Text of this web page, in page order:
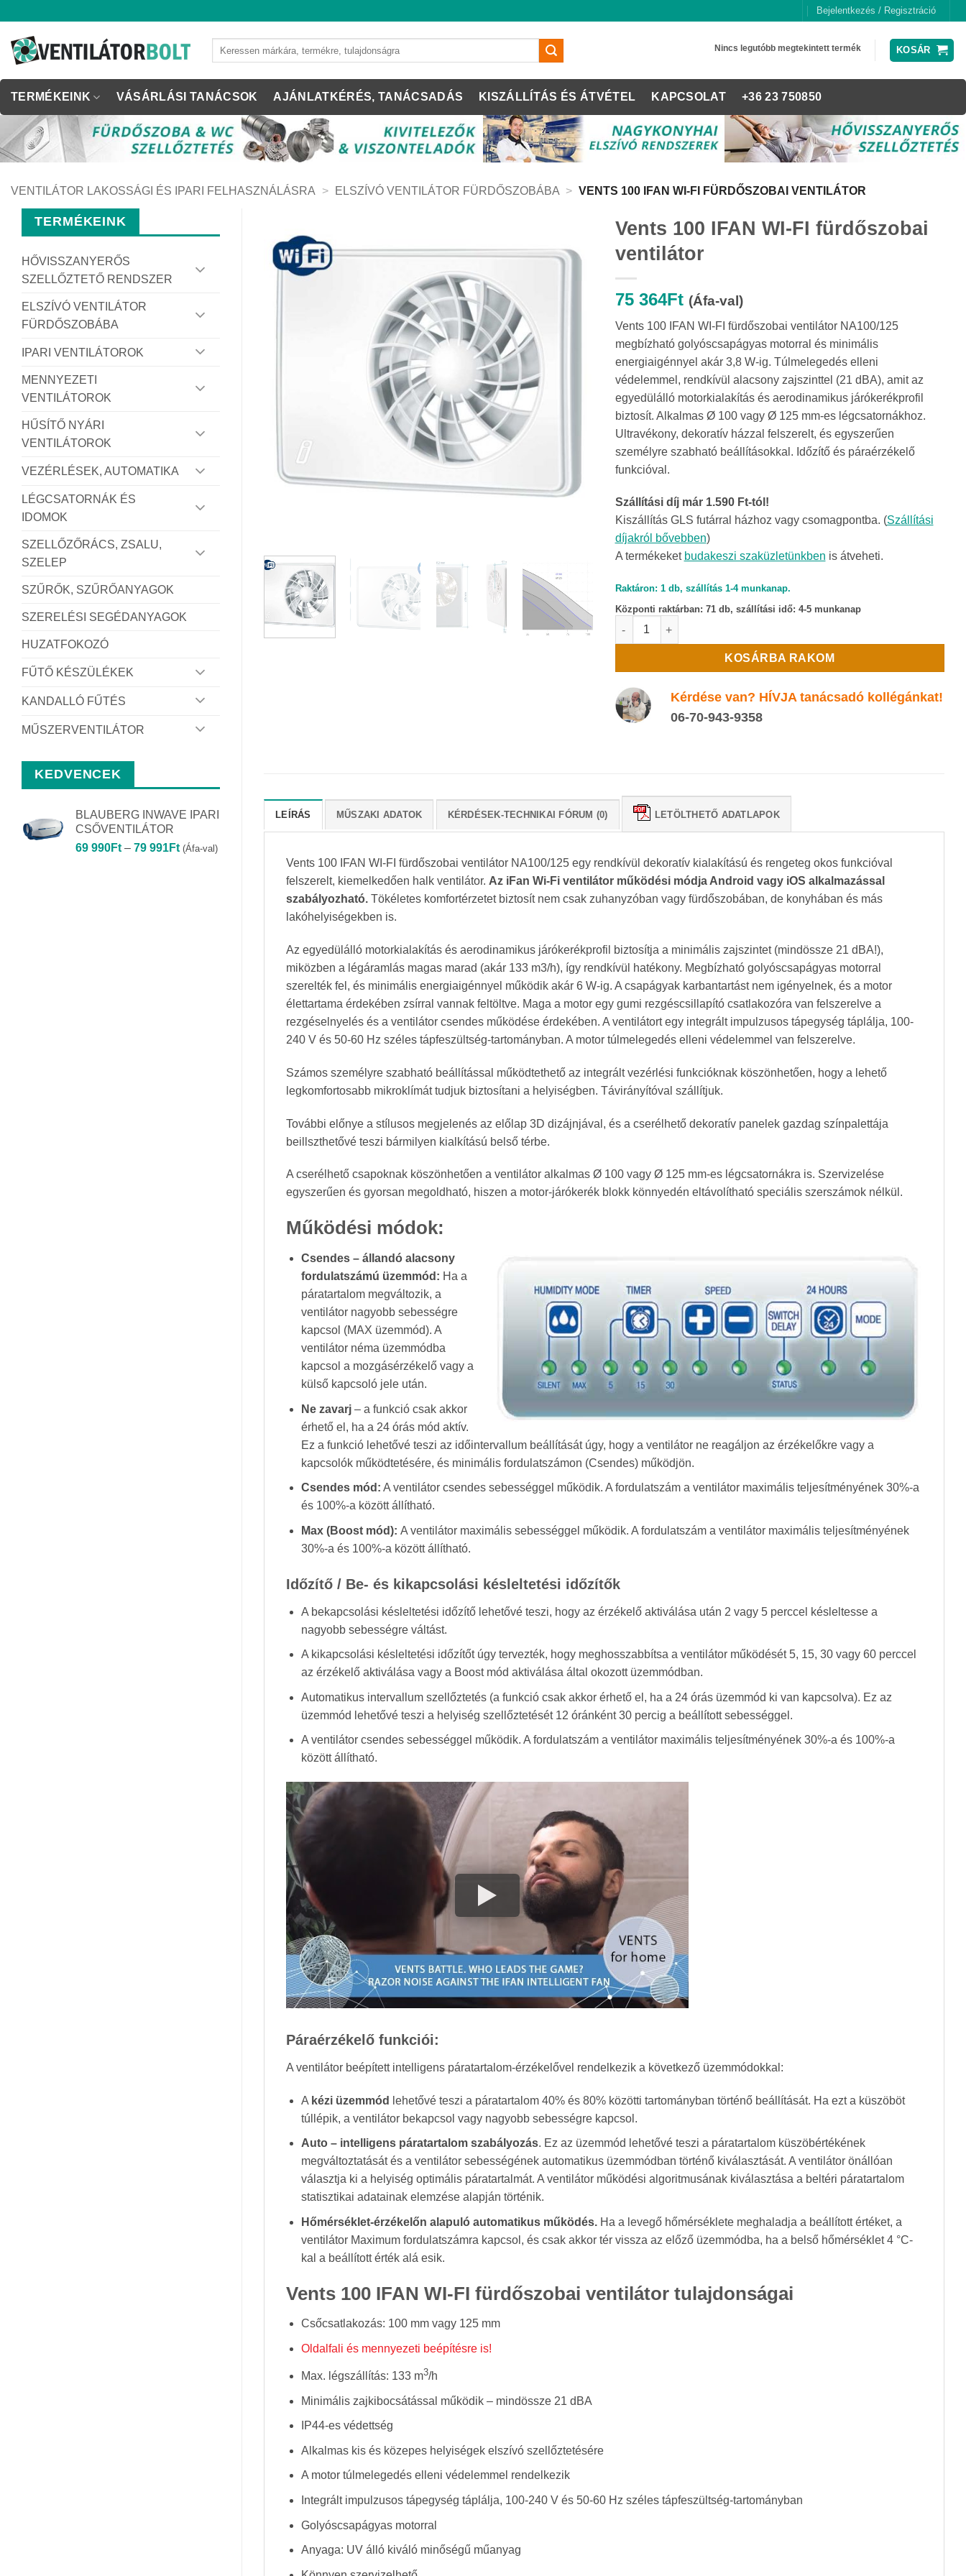
content
Bejelentkezés / Regisztráció
Nincs legutóbb megtekintett termék KOSÁR
TERMÉKEINK VÁSÁRLÁSI TANÁCSOK AJÁNLATKÉRÉS, TANÁCSADÁS KISZÁLLÍTÁS ÉS ÁTVÉTEL KAPCSOLAT +36 23 750850
VENTILÁTOR LAKOSSÁGI ÉS IPARI FELHASZNÁLÁSRA > ELSZÍVÓ VENTILÁTOR FÜRDŐSZOBÁBA > VENTS 100 IFAN WI-FI FÜRDŐSZOBAI VENTILÁTOR
TERMÉKEINK
HŐVISSZANYERŐS
SZELLŐZTETŐ RENDSZER
ELSZÍVÓ VENTILÁTOR
FÜRDŐSZOBÁBA
IPARI VENTILÁTOROK
MENNYEZETI
VENTILÁTOROK
HŰSÍTŐ NYÁRI
VENTILÁTOROK
VEZÉRLÉSEK, AUTOMATIKA
LÉGCSATORNÁK ÉS
IDOMOK
SZELLŐZŐRÁCS, ZSALU,
SZELEP
SZŰRŐK, SZŰRŐANYAGOK
SZERELÉSI SEGÉDANYAGOK
HUZATFOKOZÓ
FŰTŐ KÉSZÜLÉKEK
KANDALLÓ FŰTÉS
MŰSZERVENTILÁTOR
KEDVENCEK
BLAUBERG INWAVE IPARI
CSŐVENTILÁTOR
69 990Ft – 79 991FtÁrtartomány:
(Áfa-val)
Vents 100 IFAN WI-FI fürdőszobai
ventilátor
75 364Ft (Áfa-val)
Vents 100 IFAN WI-FI fürdőszobai ventilátor NA100/125
megbízható golyóscsapágyas motorral és minimális
energiaigénnyel akár 3,8 W-ig. Túlmelegedés elleni
védelemmel, rendkívül alacsony zajszinttel (21 dBA), amit az
egyedülálló motorkialakítás és aerodinamikus járókerékprofil
biztosít. Alkalmas Ø 100 vagy Ø 125 mm-es légcsatornákhoz.
Ultravékony, dekoratív házzal felszerelt, és egyszerűen
személyre szabható beállításokkal. Időzítő és páraérzékelő
funkcióval.
Szállítási díj már 1.590 Ft-tól!
Kiszállítás GLS futárral házhoz vagy csomagpontba. (Szállítási
díjakról bővebben)
A termékeket budakeszi szaküzletünkben is átveheti.
Raktáron: 1 db, szállítás 1-4 munkanap.
Központi raktárban: 71 db, szállítási idő: 4-5 munkanap
Vents 100 IFAN WI-FI fürdőszobai ventilátor mennyiség
KOSÁRBA RAKOM
Kérdése van? HÍVJA tanácsadó kollégánkat!
06-70-943-9358
LEÍRÁS MŰSZAKI ADATOK KÉRDÉSEK-TECHNIKAI FÓRUM (0) LETÖLTHETŐ ADATLAPOK
Vents 100 IFAN WI-FI fürdőszobai ventilátor NA100/125 egy rendkívül dekoratív kialakítású és rengeteg okos funkcióval
felszerelt, kiemelkedően halk ventilátor. Az iFan Wi-Fi ventilátor működési módja Android vagy iOS alkalmazással
szabályozható. Tökéletes komfortérzetet biztosít nem csak zuhanyzóban vagy fürdőszobában, de konyhában és más
lakóhelyiségekben is.
Az egyedülálló motorkialakítás és aerodinamikus járókerékprofil biztosítja a minimális zajszintet (mindössze 21 dBA!),
miközben a légáramlás magas marad (akár 133 m3/h), így rendkívül hatékony. Megbízható golyóscsapágyas motorral
szerelték fel, és minimális energiaigénnyel működik akár 6 W-ig. A csapágyak karbantartást nem igényelnek, és a motor
élettartama érdekében zsírral vannak feltöltve. Maga a motor egy gumi rezgéscsillapító csatlakozóra van felszerelve a
rezgéselnyelés és a ventilátor csendes működése érdekében. A ventilátort egy integrált impulzusos tápegység táplálja, 100-
240 V és 50-60 Hz széles tápfeszültség-tartományban. A motor túlmelegedés elleni védelemmel van felszerelve.
Számos személyre szabható beállítással működtethető az integrált vezérlési funkcióknak köszönhetően, hogy a lehető
legkomfortosabb mikroklímát tudjuk biztosítani a helyiségben. Távirányítóval szállítjuk.
További előnye a stílusos megjelenés az előlap 3D dizájnjával, és a cserélhető dekoratív panelek gazdag színpalettája
beillszthetővé teszi bármilyen kialkítású belső térbe.
A cserélhető csapoknak köszönhetően a ventilátor alkalmas Ø 100 vagy Ø 125 mm-es légcsatornákra is. Szervizelése
egyszerűen és gyorsan megoldható, hiszen a motor-járókerék blokk könnyedén eltávolítható speciális szerszámok nélkül.
Működési módok:
Csendes – állandó alacsony
fordulatszámú üzemmód: Ha a
páratartalom megváltozik, a
ventilátor nagyobb sebességre
kapcsol (MAX üzemmód). A
ventilátor néma üzemmódba
kapcsol a mozgásérzékelő vagy a
külső kapcsoló jele után.
Ne zavarj– a funkció csak akkor
érhető el, ha a 24 órás mód aktív.
Ez a funkció lehetővé teszi az időintervallum beállítását úgy, hogy a ventilátor ne reagáljon az érzékelőkre vagy a
kapcsolók működtetésére, és minimális fordulatszámon (Csendes) működjön.
Csendes mód: A ventilátor csendes sebességgel működik. A fordulatszám a ventilátor maximális teljesítményének 30%-a
és 100%-a között állítható.
Max (Boost mód): A ventilátor maximális sebességgel működik. A fordulatszám a ventilátor maximális teljesítményének
30%-a és 100%-a között állítható.
Időzítő / Be- és kikapcsolási késleltetési időzítők
A bekapcsolási késleltetési időzítő lehetővé teszi, hogy az érzékelő aktiválása után 2 vagy 5 perccel késleltesse a
nagyobb sebességre váltást.
A kikapcsolási késleltetési időzítőt úgy tervezték, hogy meghosszabbítsa a ventilátor működését 5, 15, 30 vagy 60 perccel
az érzékelő aktiválása vagy a Boost mód aktiválása által okozott üzemmódban.
Automatikus intervallum szellőztetés (a funkció csak akkor érhető el, ha a 24 órás üzemmód ki van kapcsolva). Ez az
üzemmód lehetővé teszi a helyiség szellőztetését 12 óránként 30 percig a beállított sebességgel.
A ventilátor csendes sebességgel működik. A fordulatszám a ventilátor maximális teljesítményének 30%-a és 100%-a
között állítható.
Páraérzékelő funkciói:
A ventilátor beépített intelligens páratartalom-érzékelővel rendelkezik a következő üzemmódokkal:
A kézi üzemmód
lehetővé teszi a páratartalom 40% és 80% közötti tartományban történő beállítását. Ha ezt a küszöböt
túllépik, a ventilátor bekapcsol vagy nagyobb sebességre kapcsol.
Auto – intelligens páratartalom szabályozás. Ez az üzemmód lehetővé teszi a páratartalom küszöbértékének
megváltoztatását és a ventilátor sebességének automatikus üzemmódban történő kiválasztását. A ventilátor önállóan
választja ki a helyiség optimális páratartalmát. A ventilátor működési algoritmusának kiválasztása a beltéri páratartalom
statisztikai adatainak elemzése alapján történik.
Hőmérséklet-érzékelőn alapuló automatikus működés.Ha a levegő hőmérséklete meghaladja a beállított értéket, a
ventilátor Maximum fordulatszámra kapcsol, és csak akkor tér vissza az előző üzemmódba, ha a belső hőmérséklet 4 °C-
kal a beállított érték alá esik.
Vents 100 IFAN WI-FI fürdőszobai ventilátor tulajdonságai
Csőcsatlakozás: 100 mm vagy 125 mm
Oldalfali és mennyezeti beépítésre is!
Max. légszállítás: 133 m3/h
Minimális zajkibocsátással működik – mindössze 21 dBA
IP44-es védettség
Alkalmas kis és közepes helyiségek elszívó szellőztetésére
A motor túlmelegedés elleni védelemmel rendelkezik
Integrált impulzusos tápegység táplálja, 100-240 V és 50-60 Hz széles tápfeszültség-tartományban
Golyóscsapágyas motorral
Anyaga: UV álló kiváló minőségű műanyag